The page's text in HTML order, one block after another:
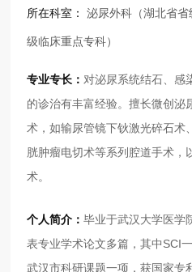
所在科室：泌尿外科（湖北省
级临床重点专科）
专业专长：对泌尿系统结石、感
的诊治有丰富经验。擅长微创泌
术，如输尿管镜下钬激光碎石术
胱肿瘤电切术等系列腔道手术，
术。
个人简介：毕业于武汉大学医学
表专业学术论文多篇，其中SCI
武汉市科研课题一项，获国家专